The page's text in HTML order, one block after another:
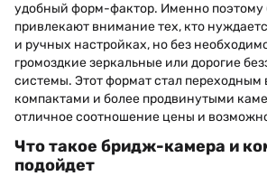
удобный форм-фактор. Именно
привлекают внимание тех, кто
и ручных настройках, но без
громоздкие зеркальные или дорогие
системы. Этот формат стал
компактами и более продвинутыми
отличное соотношение цены и
Что такое бридж-камера и
подойдет